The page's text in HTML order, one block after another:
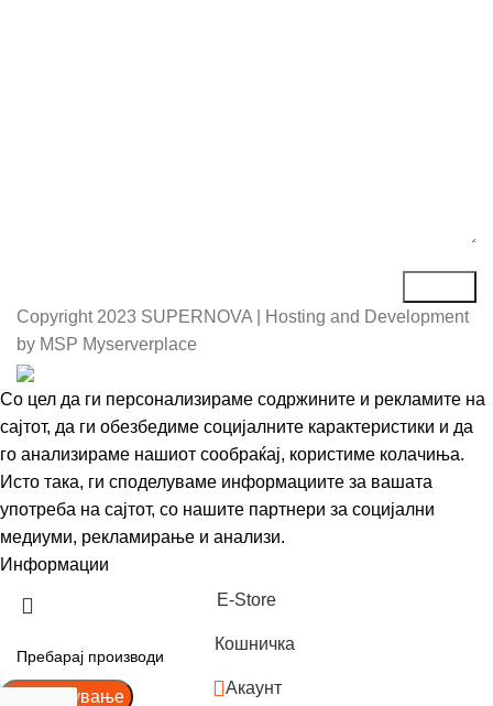
Copyright 2023 SUPERNOVA | Hosting and Development
by MSP Myserverplace
Со цел да ги персонализираме содржините и рекламите на
сајтот, да ги обезбедиме социјалните карактеристики и да
го анализираме нашиот сообраќај, користиме колачиња.
Исто така, ги споделуваме информациите за вашата
употреба на сајтот, со нашите партнери за социјални
медиуми, рекламирање и анализи.
Информации
Пребарување
Е-Store
Кошничка
Акаунт